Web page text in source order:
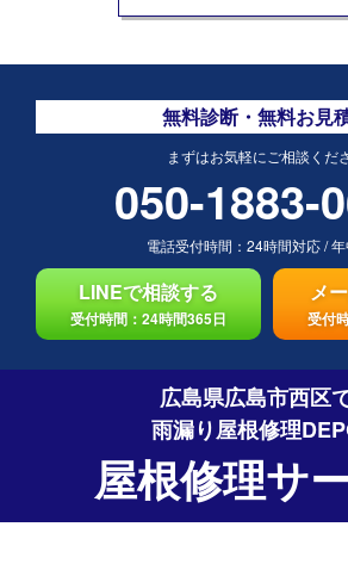
無料診断・無料お見
まずはお気軽にご相談くだ
050-1883-
電話受付時間： 24時間対応/
LINEで相談する
受付時間：24時間365日
メ
受付
広島県広島市西区
雨漏り屋根修理
屋根修理サ